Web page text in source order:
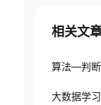
相关文
算法—判断
大数据学